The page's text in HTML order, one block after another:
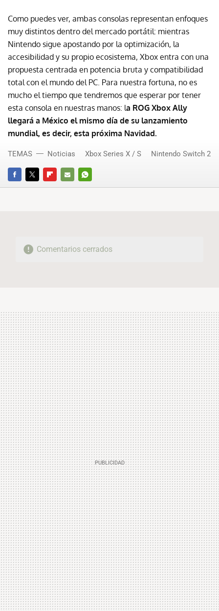
Como puedes ver, ambas consolas representan enfoques
muy distintos dentro del mercado portátil: mientras
Nintendo sigue apostando por la optimización, la
accesibilidad y su propio ecosistema, Xbox entra con una
propuesta centrada en potencia bruta y compatibilidad
total con el mundo del PC. Para nuestra fortuna, no es
mucho el tiempo que tendremos que esperar por tener
esta consola en nuestras manos: la ROG Xbox Ally
llegará a México el mismo día de su lanzamiento
mundial, es decir, esta próxima Navidad.
FACEBOOKTWITTERFLIPBOARD
E-
WHATSAPP
TEMAS Noticias Xbox Series X / S Nintendo Switch 2
Comentarios cerrados